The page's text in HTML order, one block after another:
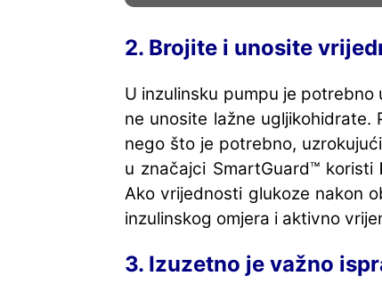
2. Brojite i unosite
U inzulinsku pumpu je
ne unosite lažne
nego što je potrebno,
u značajci SmartGuard™ koristi
Ako vrijednosti glukoze nakon
inzulinskog omjera i aktivno
3. Izuzetno je važno